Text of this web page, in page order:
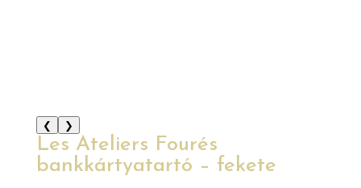
❮ ❯
Les Ateliers Fourés
bankkártyatartó – fekete